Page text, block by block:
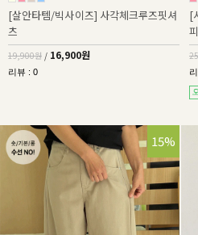
[살안타템/빅사이즈] 사각체크루즈핏셔
츠
19,900원 / 16,900원
리뷰 : 0
[
32%
15%